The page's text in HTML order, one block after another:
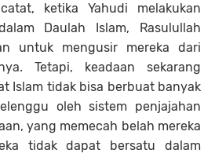
ketika Yahudi melakukan
Daulah Islam, Rasulullah
untuk mengusir mereka dari
Tetapi, keadaan sekarang
Islam tidak bisa berbuat banyak
oleh sistem penjajahan
yang memecah belah mereka
tidak dapat bersatu dalam